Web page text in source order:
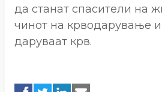
да станат спасители на
чинот на крводарување
даруваат крв.